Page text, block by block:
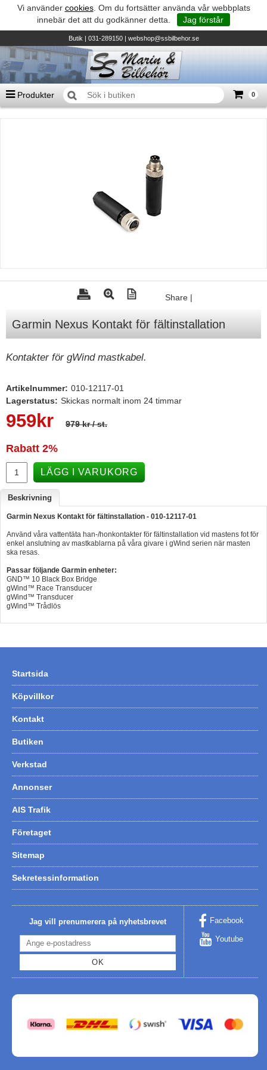
Vi använder cookies. Om du fortsätter använda vår webbplats
innebär det att du godkänner detta.
Jag förstår
Butik| 031-289150 | webshop@ssbilbehor.se
Produkter 0
TILL KASSAN
Suzumar - Gummibåtar
TK Trailer
Yamaha Servicedelar
Mercury Servicedelar
Garmin
Lowrance
Humminbird
Simrad
Båttillbehör
Hummertina
Varta - Batterier
Victron - Batteriladdare
CTEK - Batteriladdare
Calix - Packline - Takboxar
Thule - Takboxar
LAGERRENSING
Begagnade Motorer & Båtar
Share |
Garmin Nexus Kontakt för fältinstallation
Kontakter för gWind mastkabel.
Artikelnummer: 010-12117-01
Lagerstatus: Skickas normalt inom 24 timmar
959 kr 979 kr/ st.
Rabatt 2%
LÄGG I VARUKORG
Beskrivning
Garmin Nexus Kontakt för fältinstallation - 010-12117-01
Använd våra vattentäta han-/honkontakter för fältinstallation vid mastens fot för
enkel anslutning av mastkablarna på våra givare i gWind serien när masten
ska resas.
Passar följande Garmin enheter:
GND™ 10 Black Box Bridge
gWind™ Race Transducer
gWind™ Transducer
gWind™ Trådlös
Startsida
Köpvillkor
Kontakt
Butiken
Verkstad
Annonser
AIS Trafik
Företaget
Sitemap
Sekretessinformation
Jag vill prenumerera på nyhetsbrevet
OK
Facebook
Youtube